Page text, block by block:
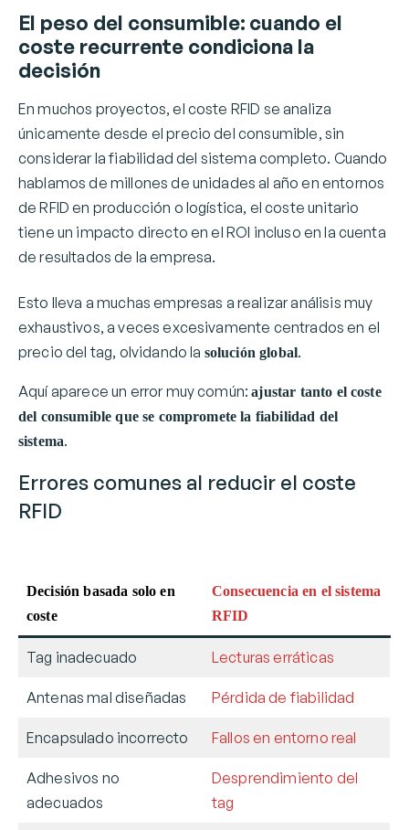
El peso del consumible: cuando el
coste recurrente condiciona la
decisión
En muchos proyectos, el coste RFID se analiza
únicamente desde el precio del consumible, sin
considerar la fiabilidad del sistema completo. Cuando
hablamos de millones de unidades al año en entornos
de RFID en producción o logística, el coste unitario
tiene un impacto directo en el ROI incluso en la cuenta
de resultados de la empresa.
Esto lleva a muchas empresas a realizar análisis muy
exhaustivos, a veces excesivamente centrados en el
precio del tag, olvidando la solución global.
Aquí aparece un error muy común:ajustar tanto el coste
del consumible que se compromete la fiabilidad del
sistema.
Errores comunes al reducir el coste
RFID
Decisión basada solo en
coste
Consecuencia en el sistema
RFID
Tag inadecuado Lecturas erráticas
Antenas mal diseñadas Pérdida de fiabilidad
Encapsulado incorrecto Fallos en entorno real
Adhesivos no
adecuados
Desprendimiento del
tag